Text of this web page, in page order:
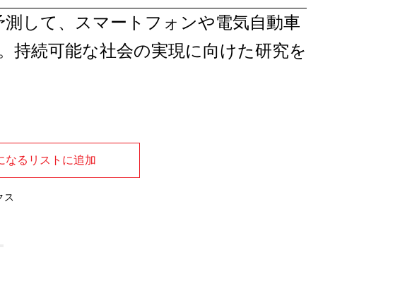
して、スマートフォンや電気自動車
持続可能な社会の実現に向けた研究を
なるリストに追加
ス